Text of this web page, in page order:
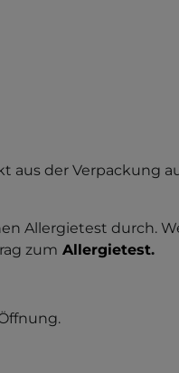
aus der Verpackung
Allergietest durch.
zum Allergietest.